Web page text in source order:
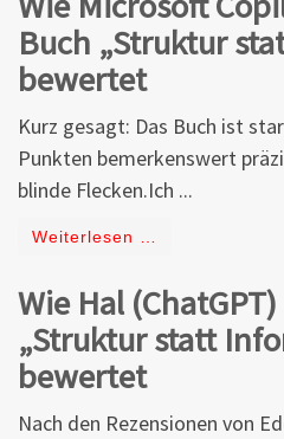
Buch „Struktur
bewertet
Kurz gesagt: Das Buch ist
Punkten bemerkenswert
blinde Flecken.Ich ...
Weiterlesen …
Wie Hal
„Struktur statt
bewertet
Nach den Rezensionen von